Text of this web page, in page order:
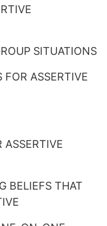
SITUATIONS
FOR ASSERTIVE
ASSERTIVE
BELIEFS THAT